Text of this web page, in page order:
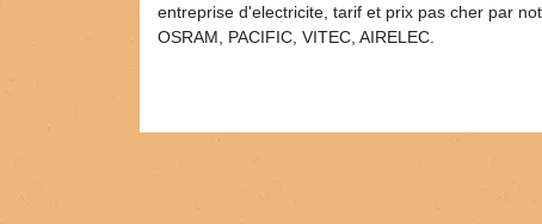
entreprise d'electricite, tarif et prix pas cher par
OSRAM, PACIFIC, VITEC, AIRELEC.